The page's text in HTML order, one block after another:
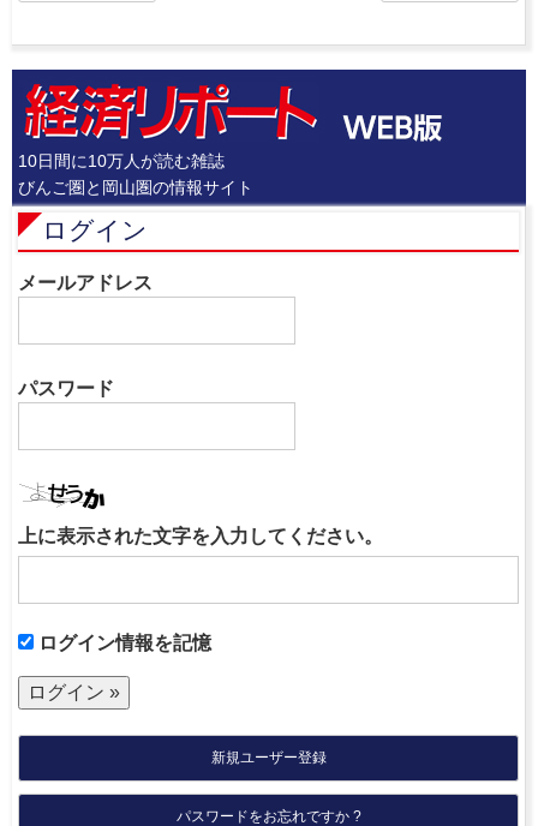
10日間に10万人が読む雑誌
びんご圏と岡山圏の情報サイト
ログイン
メールアドレス
パスワード
上に表示された文字を入力してください。
ログイン情報を記憶
新規ユーザー登録
パスワードをお忘れですか ?